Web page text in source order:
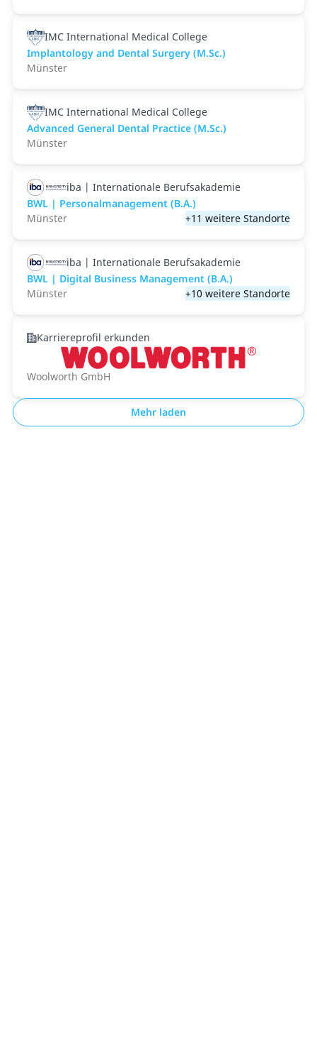
IMC International Medical College
Implantology and Dental Surgery (M.Sc.)
Münster
IMC International Medical College
Advanced General Dental Practice (M.Sc.)
Münster
iba | Internationale Berufsakademie
BWL | Personalmanagement (B.A.)
Münster
+11 weitere Standorte
iba | Internationale Berufsakademie
BWL | Digital Business Management (B.A.)
Münster
+10 weitere Standorte
Karriereprofil erkunden
Woolworth GmbH
Mehr laden